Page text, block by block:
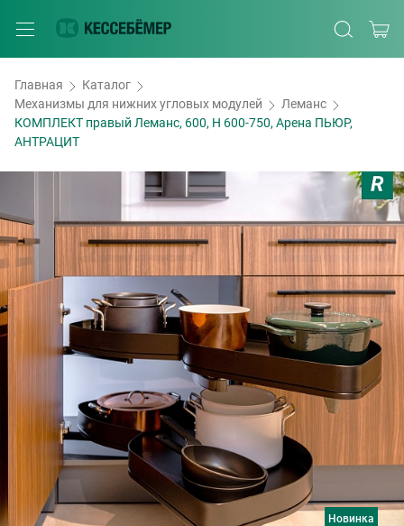
Главная
Каталог
Механизмы для нижних угловых модулей
Леманс
КОМПЛЕКТ правый Леманс, 600, H 600-750, Арена ПЬЮР,
АНТРАЦИТ
Новинка